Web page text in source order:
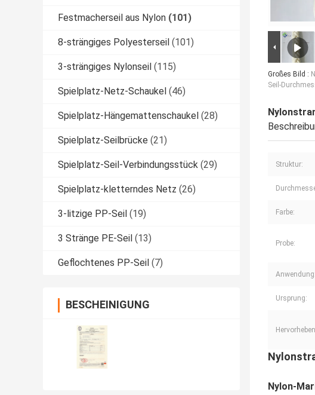
Festmacherseil aus Nylon (101)
8-strängiges Polyesterseil (101)
3-strängiges Nylonseil (115)
Spielplatz-Netz-Schaukel (46)
Spielplatz-Hängemattenschaukel (28)
Spielplatz-Seilbrücke (21)
Spielplatz-Seil-Verbindungsstück (29)
Spielplatz-kletterndes Netz (26)
3-litzige PP-Seil (19)
3 Stränge PE-Seil (13)
Geflochtenes PP-Seil (7)
BESCHEINIGUNG
Großes Bild :
Seil-
Struktur:
Farbe:
Probe:
Anwendung:
Ursprung:
Nylon-